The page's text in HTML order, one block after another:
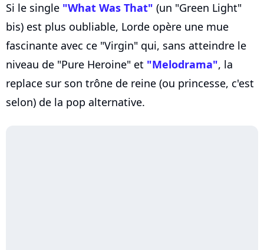
Si le single "What Was That" (un "Green Light"
bis) est plus oubliable, Lorde opère une mue
fascinante avec ce "Virgin" qui, sans atteindre le
niveau de "Pure Heroine" et "Melodrama", la
replace sur son trône de reine (ou princesse, c'est
selon) de la pop alternative.